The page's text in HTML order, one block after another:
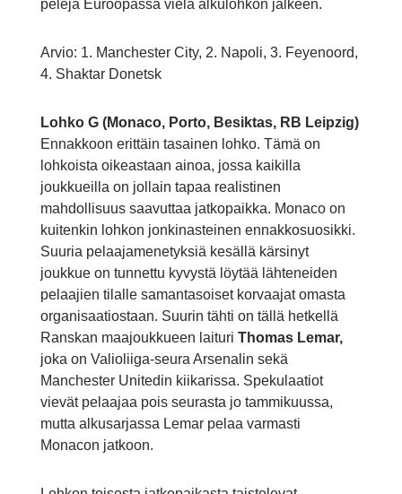
pelejä Euroopassa vielä alkulohkon jälkeen.
Arvio: 1. Manchester City, 2. Napoli, 3. Feyenoord,
4. Shaktar Donetsk
Lohko G (Monaco, Porto, Besiktas, RB Leipzig)
Ennakkoon erittäin tasainen lohko. Tämä on
lohkoista oikeastaan ainoa, jossa kaikilla
joukkueilla on jollain tapaa realistinen
mahdollisuus saavuttaa jatkopaikka. Monaco on
kuitenkin lohkon jonkinasteinen ennakkosuosikki.
Suuria pelaajamenetyksiä kesällä kärsinyt
joukkue on tunnettu kyvystä löytää lähteneiden
pelaajien tilalle samantasoiset korvaajat omasta
organisaatiostaan. Suurin tähti on tällä hetkellä
Ranskan maajoukkueen laituri Thomas Lemar,
joka on Valioliiga-seura Arsenalin sekä
Manchester Unitedin kiikarissa. Spekulaatiot
vievät pelaajaa pois seurasta jo tammikuussa,
mutta alkusarjassa Lemar pelaa varmasti
Monacon jatkoon.